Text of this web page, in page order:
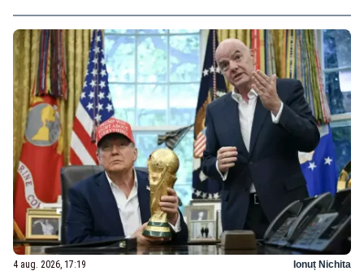
4 aug. 2026, 17:19 Ionuț Nichita